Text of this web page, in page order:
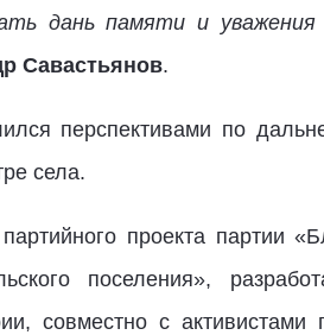
дань памяти и
Савастьянов.
перспективами по
села.
проекта партии
поселения»,
совместно с